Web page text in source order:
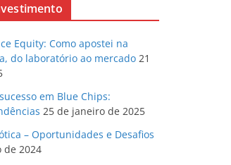
Equity: Como apostei na
do laboratório ao mercado 21
em Blue Chips:
25 de janeiro de 2025
– Oportunidades e Desafios
de 2024